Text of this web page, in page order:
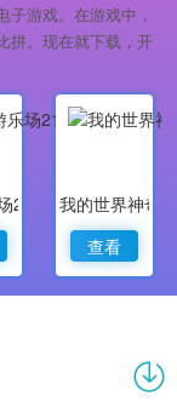
游戏。在游戏中，
拼。现在就下载，开
21.1国际版我的世界神奇
查看